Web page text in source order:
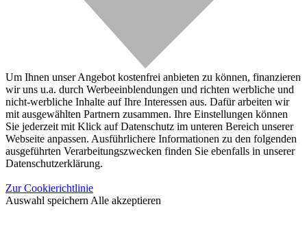
Um Ihnen unser Angebot kostenfrei anbieten zu können, finanzieren
wir uns u.a. durch Werbeeinblendungen und richten werbliche und
nicht-werbliche Inhalte auf Ihre Interessen aus. Dafür arbeiten wir
mit ausgewählten Partnern zusammen. Ihre Einstellungen können
Sie jederzeit mit Klick auf Datenschutz im unteren Bereich unserer
Webseite anpassen. Ausführlichere Informationen zu den folgenden
ausgeführten Verarbeitungszwecken finden Sie ebenfalls in unserer
Datenschutzerklärung.
Zur Cookierichtlinie
Auswahl speichern Alle akzeptieren